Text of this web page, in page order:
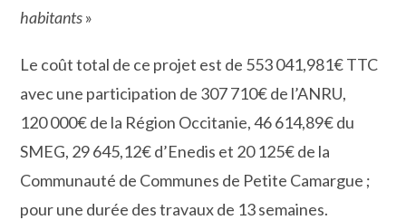
habitants»
Le coût total de ce projet est de 553 041,981€ TTC
avec une participation de 307 710€ de l’ANRU,
120 000€ de la Région Occitanie, 46 614,89€ du
SMEG, 29 645,12€ d’Enedis et 20 125€ de la
Communauté de Communes de Petite Camargue ;
pour une durée des travaux de 13 semaines.